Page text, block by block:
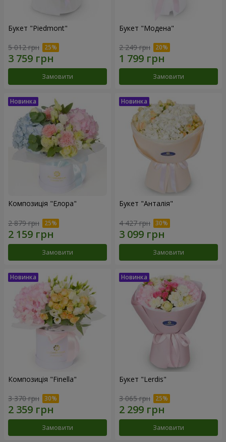
Букет "Piedmont"
5 012 грн
Замовити
Букет "Модена"
2 249 грн
Замовити
Композиція "Елора"
2 879 грн
Замовити
Букет "Анталія"
4 427 грн
Замовити
Композиція "Finella"
3 370 грн
Замовити
Букет "Lerdis"
3 065 грн
Замовити